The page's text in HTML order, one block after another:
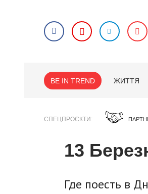
BE IN TREND ЖИТТЯ
СПЕЦПРОЄКТИ
13
Где поесть в